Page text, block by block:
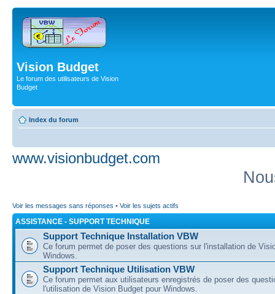
Vision Budget
Le forum des utilisateurs de Vision
Budget
Index du forum
www.visionbudget.com
Voir les messages sans réponses • Voir les sujets actifs
ASSISTANCE - SUPPORT TECHNIQUE
Support Technique Installation VBW
Ce forum permet de poser des questions sur l'installation de
Windows.
Support Technique Utilisation VBW
Ce forum permet aux utilisateurs enregistrés de poser des
l'utilisation de Vision Budget pour Windows.